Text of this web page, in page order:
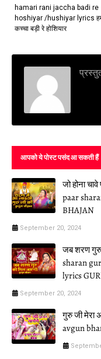
hamari rani jaccha badi re
hoshiyar /hushiyar lyrics
कच्चा बड़ी रे होशियार
आपको ये पोस्ट पसंद आ सकती हैं
जो होना
paar
BHAJAN
September 20, 2024
जब शरण गुरु
sharan
lyrics
September 20, 2024
गुरु जी मेरा
avgun